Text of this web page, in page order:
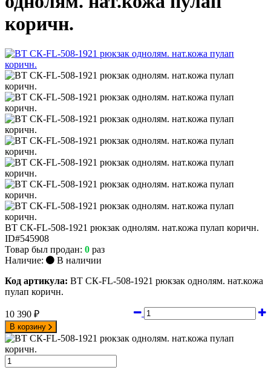
коричн.
ВТ СК-FL-508-1921 рюкзак однолям. нат.кожа пулап коричн.
ID#545908
Товар был продан: 0 раз
Наличие:
В наличии
Код артикула: ВТ СК-FL-508-1921 рюкзак однолям. нат.кожа
пулап коричн.
10 390 ₽
В корзину